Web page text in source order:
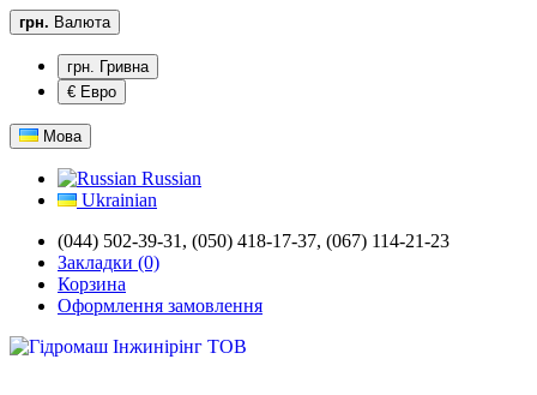
грн. Валюта
грн. Гривна
€ Евро
Мова
Russian
Ukrainian
(044) 502-39-31, (050) 418-17-37, (067) 114-21-23
Закладки (0)
Корзина
Оформлення замовлення